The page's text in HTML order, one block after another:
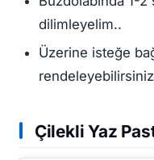
dilimleyelim..
Üzerine isteğe
rendeleyebilirsiniz
Çilekli Yaz